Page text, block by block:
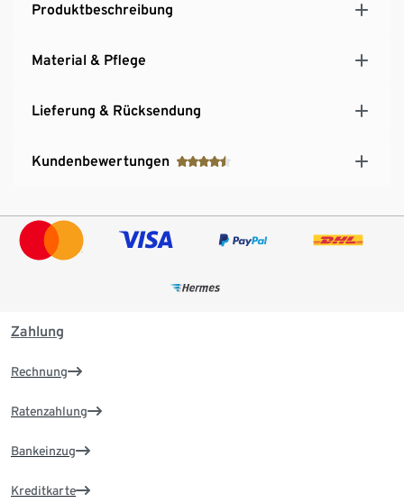
Produktbeschreibung
Material & Pflege
Lieferung & Rücksendung
Kundenbewertungen
Zahlung
Rechnung
Ratenzahlung
Bankeinzug
Kreditkarte